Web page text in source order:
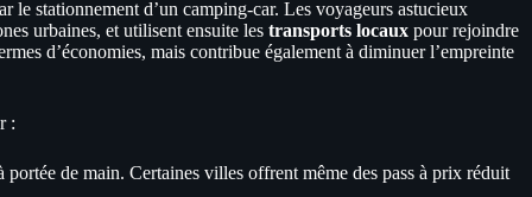
le stationnement d’un camping-car. Les voyageurs astucieux
urbaines, et utilisent ensuite les transports locaux pour rejoindre
d’économies, mais contribue également à diminuer l’empreinte
:
de main. Certaines villes offrent même des pass à prix réduit